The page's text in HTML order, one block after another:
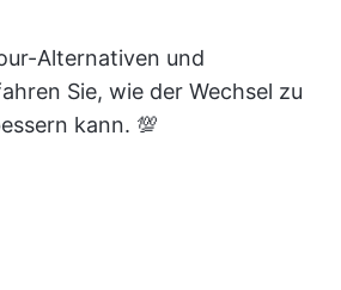
Alternativen und
Sie, wie der Wechsel zu
kann. 💯